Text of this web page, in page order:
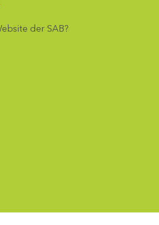
der SAB?